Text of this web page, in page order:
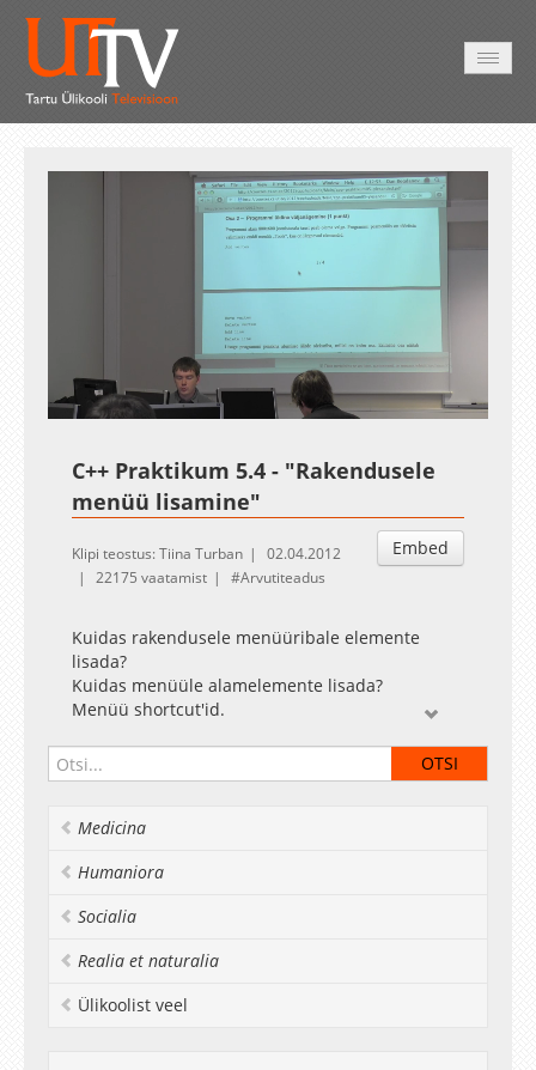
UnmuteLoaded:
6.27%
Esituskiirused
Auto
C++ Praktikum 5.4 - "Rakendusele
menüü lisamine"
Embed
Klipi teostus: Tiina Turban
02.04.2012
22175 vaatamist
Arvutiteadus
Kuidas rakendusele menüüribale elemente
lisada?
Kuidas menüüle alamelemente lisada?
Menüü shortcut'id.
(muutujanimedes)?
Kuidas muuta rakenduse taustavärvi?
Praktikumi juhendab Dan Bogdanov.
Aine koduleht: http://courses.cs.ut.ee/2012/cpp
Medicina
Humaniora
Socialia
Realia et naturalia
Ülikoolist veel